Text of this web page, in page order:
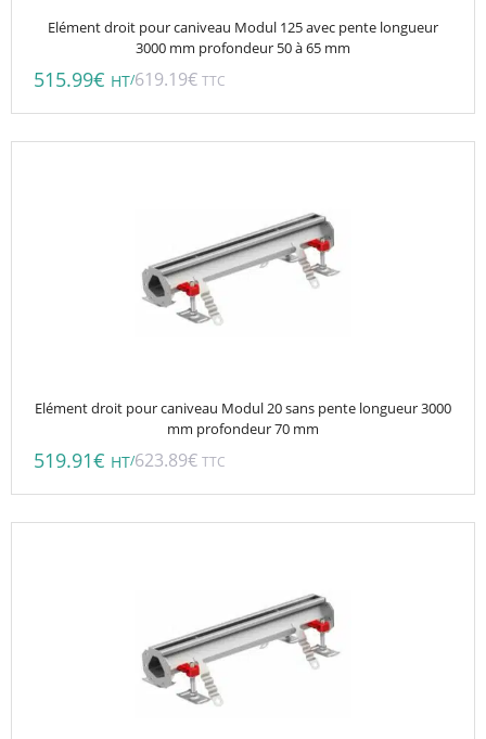
Elément droit pour caniveau Modul 125 avec pente longueur
3000 mm profondeur 50 à 65 mm
515.99€ HT/619.19€ TTC
Elément droit pour caniveau Modul 20 sans pente longueur 3000
mm profondeur 70 mm
519.91€ HT/623.89€ TTC